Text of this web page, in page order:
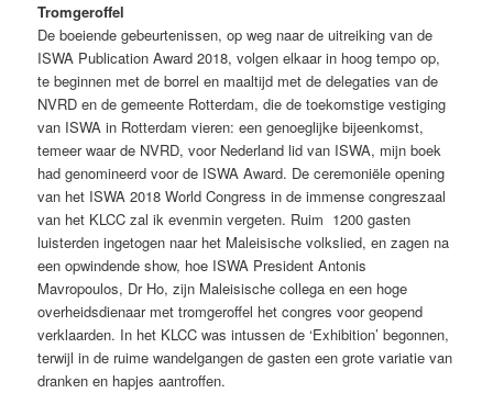
Tromgeroffel
De boeiende gebeurtenissen, op weg naar de uitreiking van de
ISWA Publication Award 2018, volgen elkaar in hoog tempo op,
te beginnen met de borrel en maaltijd met de delegaties van de
NVRD en de gemeente Rotterdam, die de toekomstige vestiging
van ISWA in Rotterdam vieren: een genoeglijke bijeenkomst,
temeer waar de NVRD, voor Nederland lid van ISWA, mijn boek
had genomineerd voor de ISWA Award. De ceremoniële opening
van het ISWA 2018 World Congress in de immense congreszaal
van het KLCC zal ik evenmin vergeten. Ruim 1200 gasten
luisterden ingetogen naar het Maleisische volkslied, en zagen na
een opwindende show, hoe ISWA President Antonis
Mavropoulos, Dr Ho, zijn Maleisische collega en een hoge
overheidsdienaar met tromgeroffel het congres voor geopend
verklaarden. In het KLCC was intussen de ‘Exhibition’ begonnen,
terwijl in de ruime wandelgangen de gasten een grote variatie van
dranken en hapjes aantroffen.